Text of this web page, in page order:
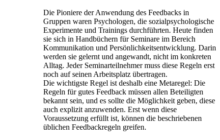
Die Pioniere der Anwendung des Feedbacks in
Gruppen waren Psychologen, die sozialpsychologische
Experimente und Trainings durchführten. Heute finden
sie sich in Handbüchern für Seminare im Bereich
Kommunikation und Persönlichkeitsentwicklung. Darin
werden sie gelernt und angewandt, nicht im konkreten
Alltag. Jeder Seminarteilnehmer muss diese Regeln erst
noch auf seinen Arbeitsplatz übertragen.
Die wichtigste Regel ist deshalb eine Metaregel: Die
Regeln für gutes Feedback müssen allen Beteiligten
bekannt sein, und es sollte die Möglichkeit geben, diese
auch explizit anzuwenden. Erst wenn diese
Voraussetzung erfüllt ist, können die beschriebenen
üblichen Feedbackregeln greifen.